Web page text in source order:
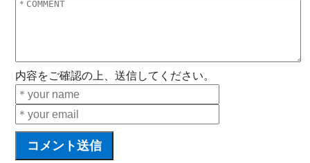
内容をご確認の上、送信してください。